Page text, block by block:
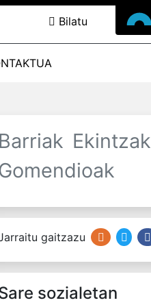
Bilatu
Barriak Ekintzak
gaitzazu
sozialetan